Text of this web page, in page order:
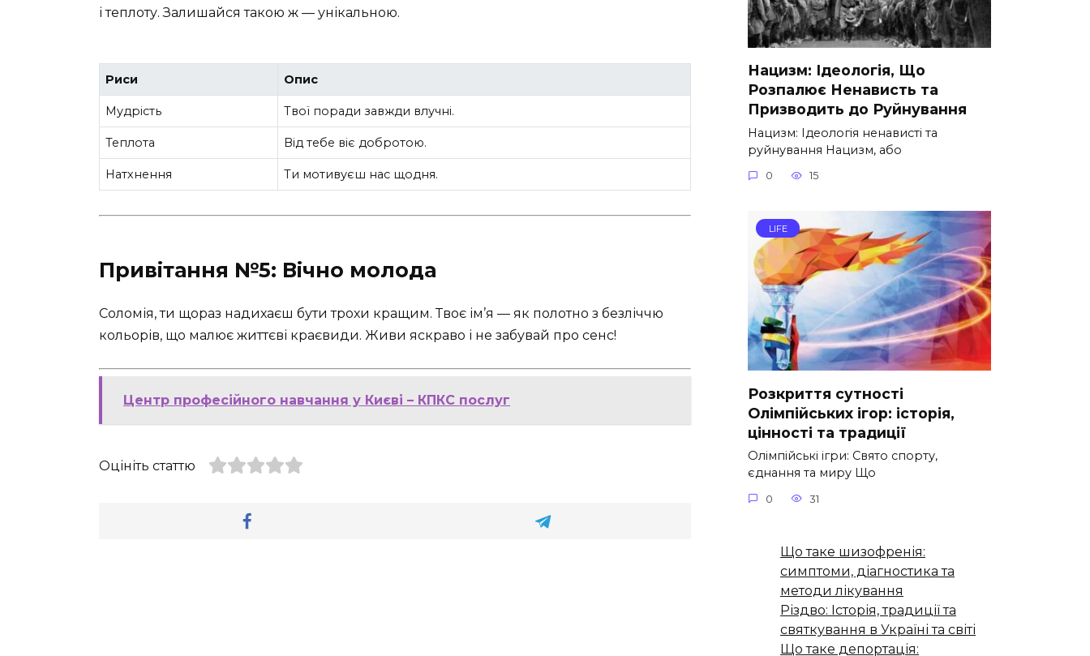
і теплоту. Залишайся такою ж — унікальною.
Риси Опис
Мудрість Твої поради завжди влучні.
Теплота Від тебе віє добротою.
Натхнення Ти мотивуєш нас щодня.
Привітання №5: Вічно молода
Соломія, ти щораз надихаєш бути трохи кращим. Твоє ім’я — як полотно з безліччю
кольорів, що малює життєві краєвиди. Живи яскраво і не забувай про сенс!
Центр професійного навчання у Києві – КПКС послуг
Оцініть статтю
Нацизм: Ідеологія, Що
Розпалює Ненависть та
Призводить до Руйнування
Нацизм: Ідеологія ненависті та
руйнування Нацизм, або
0 15
LIFE
Розкриття сутності
Олімпійських ігор: історія,
цінності та традиції
Олімпійські ігри: Свято спорту,
єднання та миру Що
0 31
Що таке шизофренія:
симптоми, діагностика та
методи лікування
Різдво: Історія, традиції та
святкування в Україні та світі
Що таке депортація: